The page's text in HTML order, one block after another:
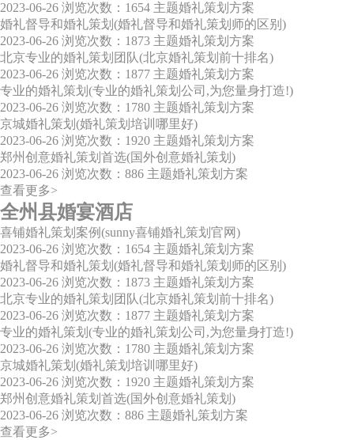
2023-06-26 浏览次数：1654 主题婚礼策划方案
婚礼督导和婚礼策划(婚礼督导和婚礼策划师的区别)
2023-06-26 浏览次数：1873 主题婚礼策划方案
北京专业的婚礼策划团队(北京婚礼策划前十排名)
2023-06-26 浏览次数：1877 主题婚礼策划方案
专业的婚礼策划(专业的婚礼策划公司,为您量身打造!)
2023-06-26 浏览次数：1780 主题婚礼策划方案
京城婚礼策划(婚礼策划培训哪里好)
2023-06-26 浏览次数：1920 主题婚礼策划方案
郑州创意婚礼策划首选(国外创意婚礼策划)
2023-06-26 浏览次数：886 主题婚礼策划方案
查看更多>
全州县婚宴酒店
喜铺婚礼策划案例(sunny喜铺婚礼策划官网)
2023-06-26 浏览次数：1654 主题婚礼策划方案
婚礼督导和婚礼策划(婚礼督导和婚礼策划师的区别)
2023-06-26 浏览次数：1873 主题婚礼策划方案
北京专业的婚礼策划团队(北京婚礼策划前十排名)
2023-06-26 浏览次数：1877 主题婚礼策划方案
专业的婚礼策划(专业的婚礼策划公司,为您量身打造!)
2023-06-26 浏览次数：1780 主题婚礼策划方案
京城婚礼策划(婚礼策划培训哪里好)
2023-06-26 浏览次数：1920 主题婚礼策划方案
郑州创意婚礼策划首选(国外创意婚礼策划)
2023-06-26 浏览次数：886 主题婚礼策划方案
查看更多>